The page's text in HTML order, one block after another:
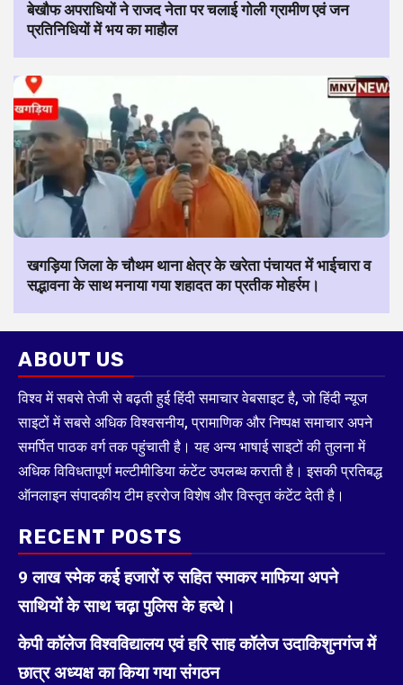
बेखौफ अपराधियों ने राजद नेता पर चलाई गोली ग्रामीण एवं जन
प्रतिनिधियों में भय का माहौल
खगड़िया जिला के चौथम थाना क्षेत्र के खरेता पंचायत में भाईचारा व
सद्भावना के साथ मनाया गया शहादत का प्रतीक मोहर्रम।
ABOUT US
विश्व में सबसे तेजी से बढ़ती हुई हिंदी समाचार वेबसाइट है, जो हिंदी न्यूज
साइटों में सबसे अधिक विश्वसनीय, प्रामाणिक और निष्पक्ष समाचार अपने
समर्पित पाठक वर्ग तक पहुंचाती है। यह अन्य भाषाई साइटों की तुलना में
अधिक विविधतापूर्ण मल्टीमीडिया कंटेंट उपलब्ध कराती है। इसकी प्रतिबद्ध
ऑनलाइन संपादकीय टीम हररोज विशेष और विस्तृत कंटेंट देती है।
RECENT POSTS
9 लाख स्मेक कई हजारों रु सहित स्माकर माफिया अपने
साथियों के साथ चढ़ा पुलिस के हत्थे।
केपी कॉलेज विश्वविद्यालय एवं हरि साह कॉलेज उदाकिशुनगंज में
छात्र अध्यक्ष का किया गया संगठन